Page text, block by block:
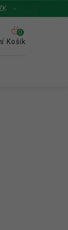
používání cookies
NÁKUPNÍ
KOŠÍK
Košík
hračky